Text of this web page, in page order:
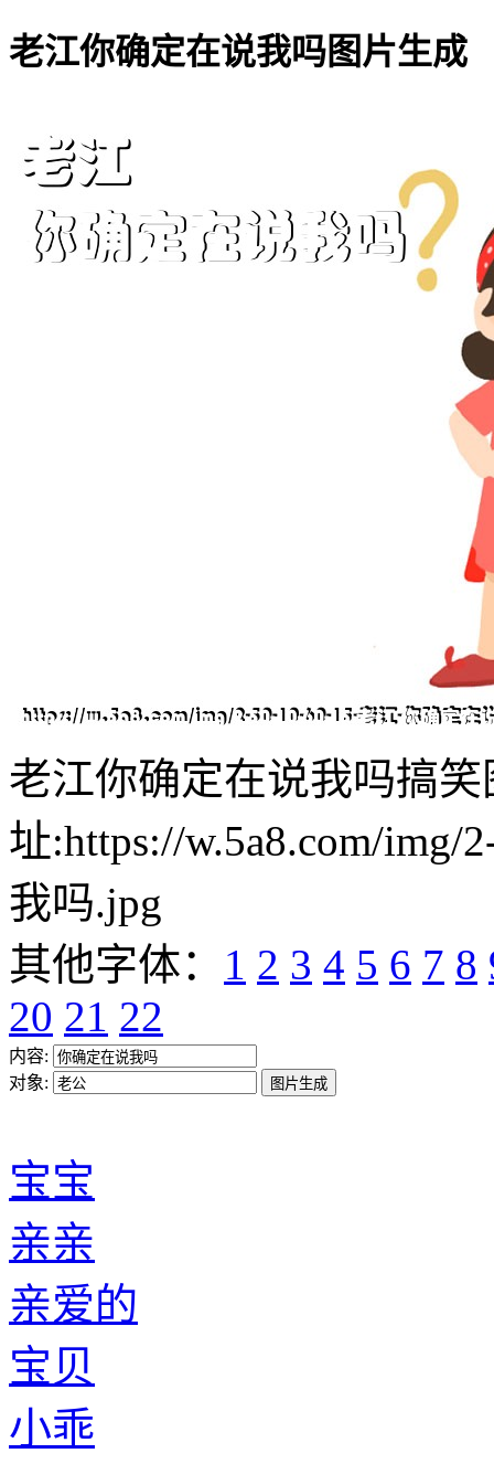
老江你确定在说我吗图片生成
老江你确定在说我吗搞笑
址:https://w.5a8.com/img/
我吗.jpg
其他字体： 1 2 3 4 5 6 7 8
20 21 22
内容:
对象:
宝宝
亲亲
亲爱的
宝贝
小乖